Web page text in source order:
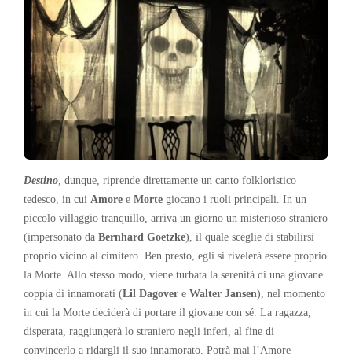
Destino , dunque, riprende direttamente un canto folkloristico
tedesco, in cui Amore e Morte giocano i ruoli principali. In un
piccolo villaggio tranquillo, arriva un giorno un misterioso straniero
(impersonato da Bernhard Goetzke), il quale sceglie di stabilirsi
proprio vicino al cimitero. Ben presto, egli si rivelerà essere proprio
la Morte. Allo stesso modo, viene turbata la serenità di una giovane
coppia di innamorati (Lil Dagover e Walter Jansen), nel momento
in cui la Morte deciderà di portare il giovane con sé. La ragazza,
disperata, raggiungerà lo straniero negli inferi, al fine di
convincerlo a ridargli il suo innamorato. Potrà mai l’Amore